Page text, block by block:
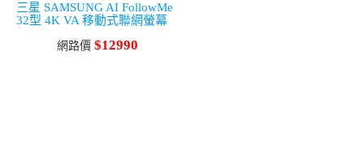
三星 SAMSUNG AI FollowMe
32型 4K VA 移動式聯網螢幕
喇叭*2) 黑網路價 $12990